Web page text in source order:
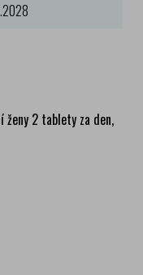
2 tablety za den,